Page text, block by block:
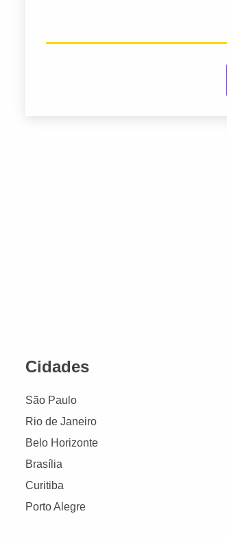
Cidades
São Paulo
Rio de Janeiro
Belo Horizonte
Brasília
Curitiba
Porto Alegre